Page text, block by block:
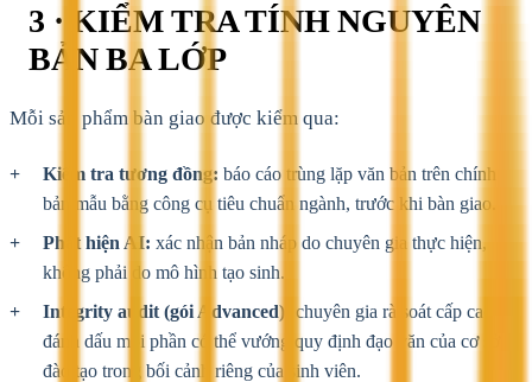
3 · KIỂM TRA TÍNH NGUYÊN
BẢN BA LỚP
Mỗi sản phẩm bàn giao được kiểm qua:
Kiểm tra tương đồng: báo cáo trùng lặp văn bản trên chính
bản mẫu bằng công cụ tiêu chuẩn ngành, trước khi bàn giao.
Phát hiện AI: xác nhận bản nháp do chuyên gia thực hiện,
không phải do mô hình tạo sinh.
Integrity audit (gói Advanced):
chuyên gia rà soát cấp cao
đánh dấu mọi phần có thể vướng quy định đạo văn của cơ sở
đào tạo trong bối cảnh riêng của sinh viên.